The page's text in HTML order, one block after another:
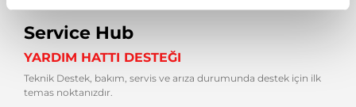
Service Hub
YARDIM HATTI DESTEĞI
Teknik Destek, bakım, servis ve arıza durumunda destek için ilk
temas noktanızdır.